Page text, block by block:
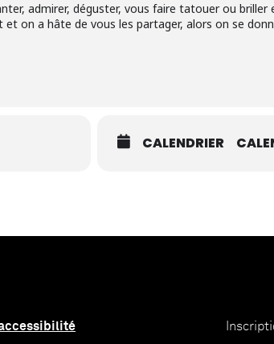
admirer, déguster, vous faire tatouer ou
on a hâte de vous les partager, alors on se
CALENDRIER